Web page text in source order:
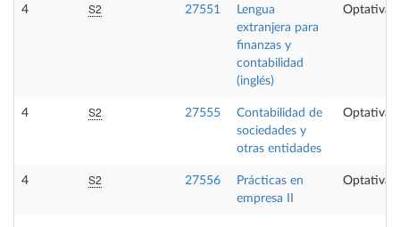
4 S2 27551
Lengua
extranjera para
finanzas y
contabilidad
(inglés)
Optativa
4 S2 27555
Contabilidad de
sociedades y
otras entidades
Optativa
4 S2 27556
Prácticas en
empresa II
Optativa